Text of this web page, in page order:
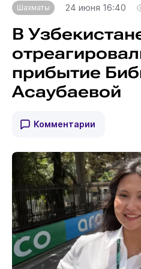
Шахматы 24 июня 16:40
В
прибытие
Асаубаевой
Комментарии